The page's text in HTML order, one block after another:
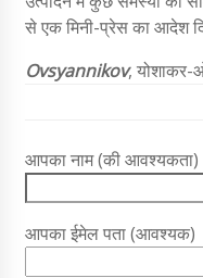
से एक मिनी-प्रेस का आदेश
Ovsyannikov, योशाकर-
आपका नाम (की आवश्यकता)
आपका ईमेल पता (आवश्यक)